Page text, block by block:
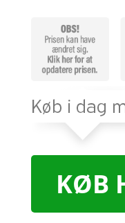
KØB